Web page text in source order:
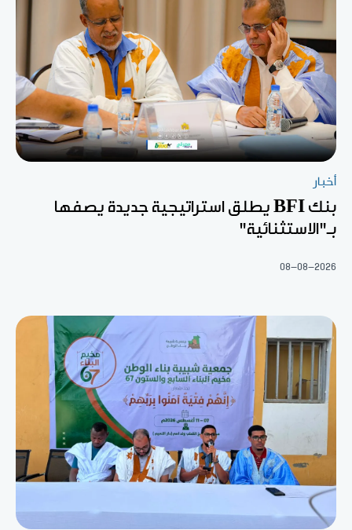
أخبار
بنك BFI يطلق استراتيجية جديدة يصفها
بـ"الاستثنائية"
08-08-2026